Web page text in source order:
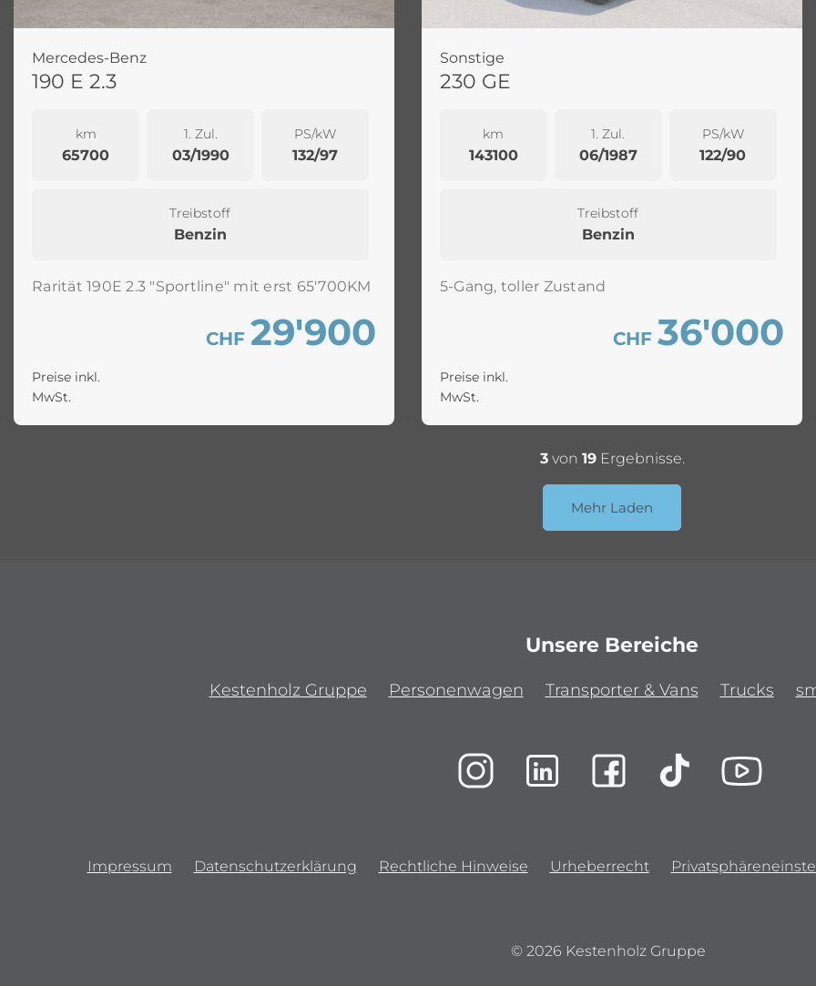
Mercedes-Benz
190 E 2.3
km
65700
1. Zul.
03/1990
PS/kW
132/97
Treibstoff
Benzin
Rarität 190E 2.3 "Sportline" mit erst 65'700KM
CHF 29'900
Preise inkl.
MwSt.
Sonstige
230 GE
km
143100
1. Zul.
06/1987
PS/kW
122/90
Treibstoff
Benzin
5-Gang, toller Zustand
CHF 36'000
Preise inkl.
MwSt.
3von 19Ergebnisse.
Mehr Laden
Unsere Bereiche
Kestenholz Gruppe Personenwagen Transporter & Vans Trucks
Impressum Datenschutzerklärung Rechtliche Hinweise Urheberrecht
© 2026 Kestenholz Gruppe